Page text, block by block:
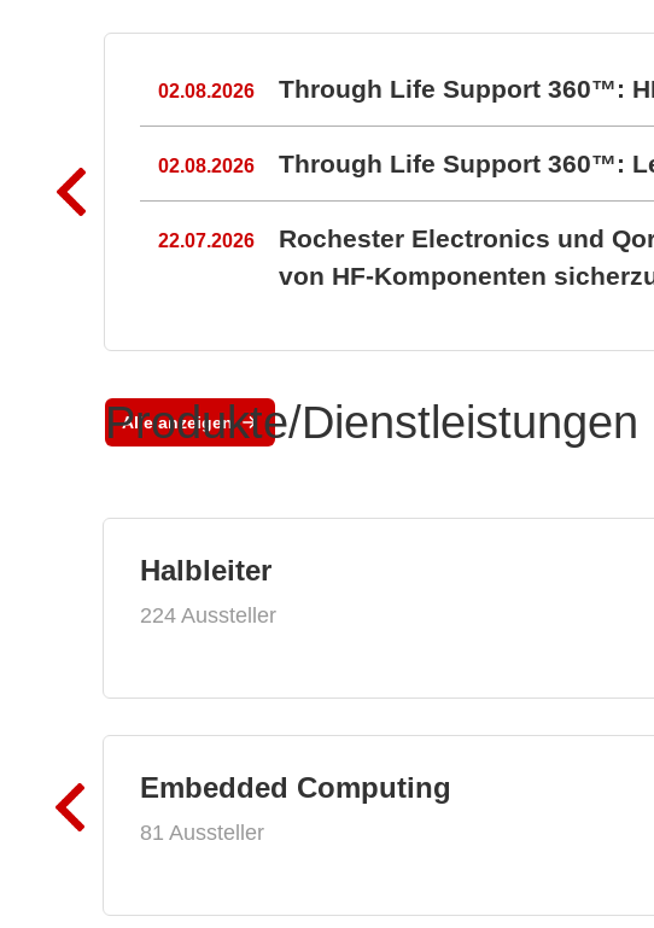
02.08.2026 Through Life Support 360™:
02.08.2026 Through Life Support 360™:
22.07.2026 Rochester Electronics und
von HF-Komponenten
Alle anzeigen
Produkte/Dienstleistungen
Halbleiter
224 Aussteller
Embedded Computing
81 Aussteller